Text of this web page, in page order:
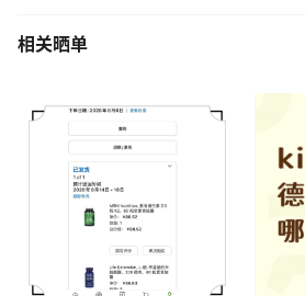
相关晒单